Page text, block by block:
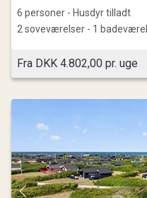
6 personer - Husdyr tilladt
2 soveværelser - 1
Fra DKK 4.802,00 pr. uge